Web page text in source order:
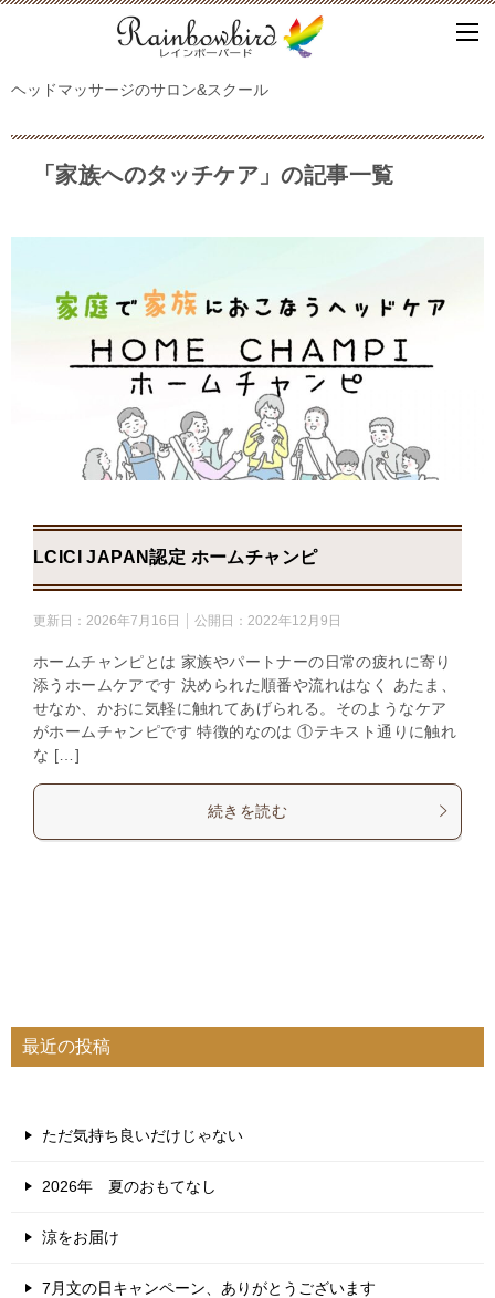
ヘッドマッサージのサロン&スクール
「家族へのタッチケア」の記事一覧
LCICI JAPAN認定 ホームチャンピ
更新日： 2026年7月16日 公開日： 2022年12月9日
ホームチャンピとは 家族やパートナーの日常の疲れに寄り
添うホームケアです 決められた順番や流れはなく あたま、
せなか、かおに気軽に触れてあげられる。そのようなケア
がホームチャンピです 特徴的なのは ①テキスト通りに触れ
な […]
続きを読む
最近の投稿
ただ気持ち良いだけじゃない
2026年 夏のおもてなし
涼をお届け
7月文の日キャンペーン、ありがとうございます